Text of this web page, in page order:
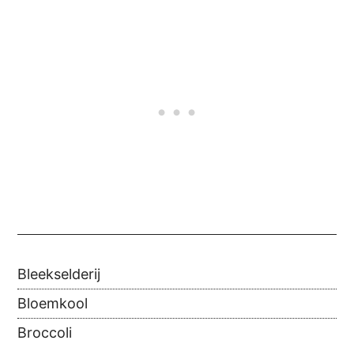
Bleekselderij
Bloemkool
Broccoli